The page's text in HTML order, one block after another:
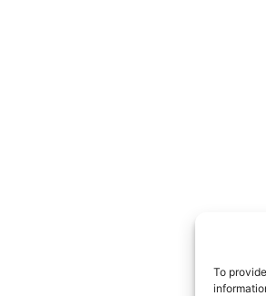
To